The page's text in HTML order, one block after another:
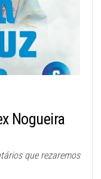
Nogueira
que rezaremos